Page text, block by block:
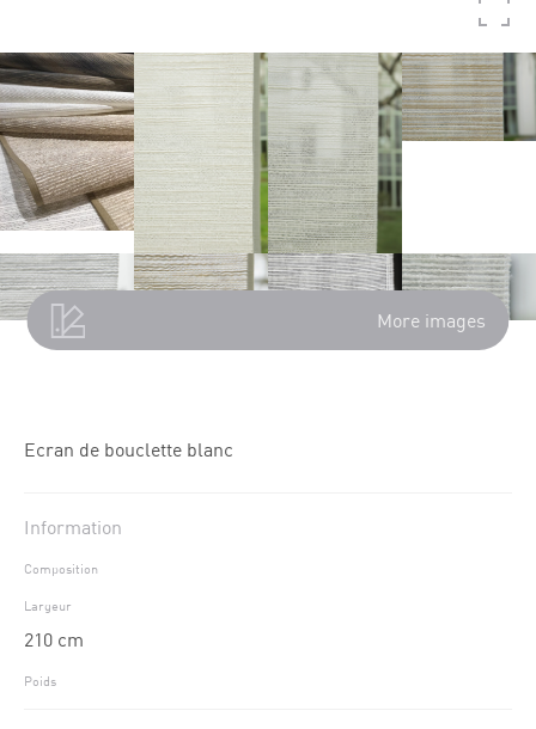
More images
Ecran de bouclette blanc
Information
Composition
Largeur
210 cm
Poids